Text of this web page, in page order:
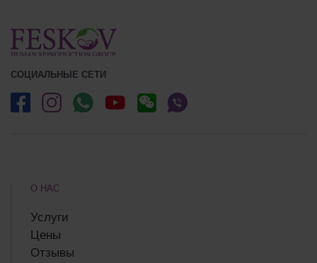
СОЦИАЛЬНЫЕ СЕТИ
О НАС
Услуги
Цены
Отзывы